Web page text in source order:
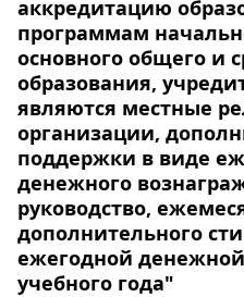
аккредитацию
программам
основного общего и
образования,
являются местные
организации,
поддержки в виде
денежного
руководство,
дополнительного
ежегодной
учебного года"